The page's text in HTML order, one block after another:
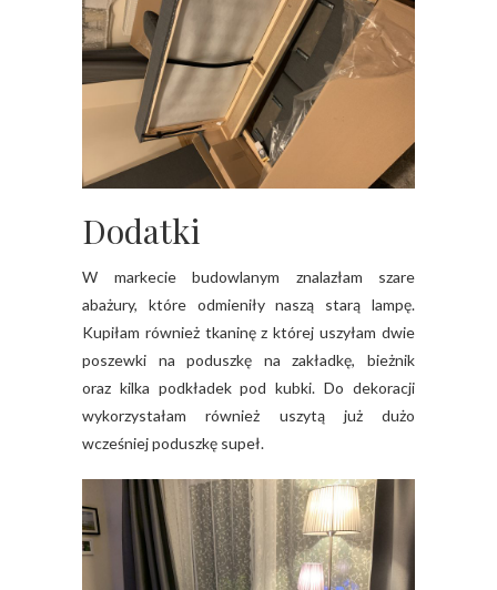
Dodatki
W markecie budowlanym znalazłam szare
abażury, które odmieniły naszą starą lampę.
Kupiłam również tkaninę z której uszyłam dwie
poszewki na poduszkę na zakładkę, bieżnik
oraz kilka podkładek pod kubki. Do dekoracji
wykorzystałam również uszytą już dużo
wcześniej poduszkę supeł.